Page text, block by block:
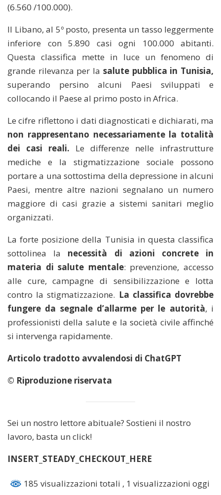
(6.560 /100.000).
Il Libano, al 5º posto, presenta un tasso leggermente
inferiore con 5.890 casi ogni 100.000 abitanti.
Questa classifica mette in luce un fenomeno di
grande rilevanza per la salute pubblica in Tunisia,
superando persino alcuni Paesi sviluppati e
collocando il Paese al primo posto in Africa.
Le cifre riflettono i dati diagnosticati e dichiarati, ma
non rappresentano necessariamente la totalità
dei casi reali. Le differenze nelle infrastrutture
mediche e la stigmatizzazione sociale possono
portare a una sottostima della depressione in alcuni
Paesi, mentre altre nazioni segnalano un numero
maggiore di casi grazie a sistemi sanitari meglio
organizzati.
La forte posizione della Tunisia in questa classifica
sottolinea la necessità di azioni concrete in
materia di salute mentale: prevenzione, accesso
alle cure, campagne di sensibilizzazione e lotta
contro la stigmatizzazione. La classifica dovrebbe
fungere da segnale d’allarme per le autorità, i
professionisti della salute e la società civile affinché
si intervenga rapidamente.
Articolo tradotto avvalendosi di ChatGPT
© Riproduzione riservata
Sei un nostro lettore abituale? Sostieni il nostro
lavoro, basta un click!
INSERT_STEADY_CHECKOUT_HERE
185 visualizzazioni totali , 1 visualizzazioni oggi